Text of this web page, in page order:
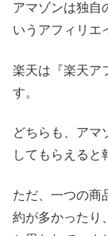
アマゾンは独自
いうアフィリエ
楽天は『楽天ア
す。
どちらも、アマ
してもらえると
ただ、一つの商
約が多かったり